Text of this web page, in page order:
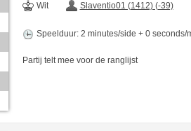
Wit
Slaventio01 (1412) (-39)
Speelduur: 2 minutes/side + 0 seconds/
Partij telt mee voor de ranglijst